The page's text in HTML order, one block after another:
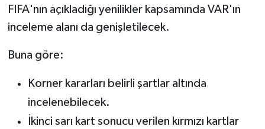
FIFA'nın açıkladığı yenilikler kapsamında VAR'ın
inceleme alanı da genişletilecek.
Buna göre:
Korner kararları belirli şartlar altında
incelenebilecek.
İkinci sarı kart sonucu verilen kırmızı kartlar